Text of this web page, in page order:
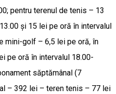
pentru terenul de tenis – 13
și 15 lei pe oră în intervalul
mini-golf – 6,5 lei pe oră, în
pe oră în intervalul 18.00-
săptămânal (7
– 392 lei – teren tenis – 77 lei